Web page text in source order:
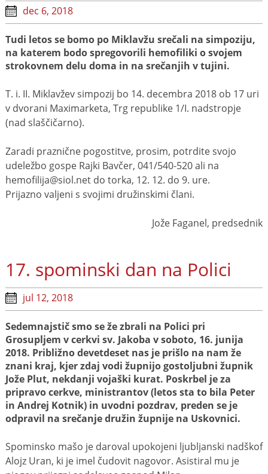
dec 6, 2018
Tudi letos se bomo po Miklavžu srečali na simpoziju,
na katerem bodo spregovorili hemofiliki o svojem
strokovnem delu doma in na srečanjih v tujini.
T. i. II. Miklavžev simpozij bo 14. decembra 2018 ob 17 uri
v dvorani Maximarketa, Trg republike 1/I. nadstropje
(nad slaščičarno).
Zaradi praznične pogostitve, prosim, potrdite svojo
udeležbo gospe Rajki Bavčer, 041/540-520 ali na
hemofilija@siol.net do torka, 12. 12. do 9. ure.
Prijazno valjeni s svojimi družinskimi člani.
Jože Faganel, predsednik
17. spominski dan na Polici
jul 12, 2018
Sedemnajstič smo se že zbrali na Polici pri
Grosupljem v cerkvi sv. Jakoba v soboto, 16. junija
2018. Približno devetdeset nas je prišlo na nam že
znani kraj, kjer zdaj vodi župnijo gostoljubni župnik
Jože Plut, nekdanji vojaški kurat. Poskrbel je za
pripravo cerkve, ministrantov (letos sta to bila Peter
in Andrej Kotnik) in uvodni pozdrav, preden se je
odpravil na srečanje družin župnije na Uskovnici.
Spominsko mašo je daroval upokojeni ljubljanski nadškof
Alojz Uran, ki je imel čudovit nagovor. Asistiral mu je